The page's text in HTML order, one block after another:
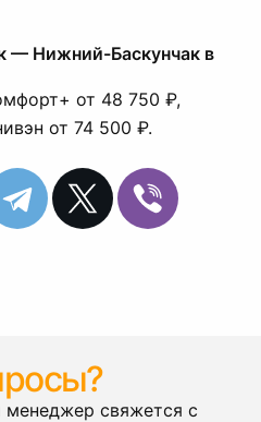
— Нижний-Баскунчак в
от 48 750 ₽,
от 74 500 ₽.
менеджер свяжется с